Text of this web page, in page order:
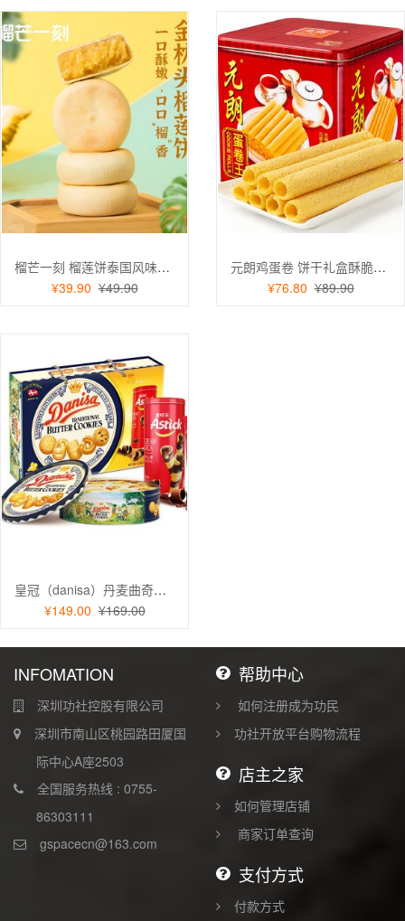
榴芒一刻 榴莲饼泰国风味零食糕点早餐下午茶爆浆果肉榴莲饼200g*2袋
¥39.90 ¥49.90
元朗鸡蛋卷 饼干礼盒酥脆休闲食品点心送礼佳品908g
¥76.80 ¥89.90
皇冠（danisa）丹麦曲奇饼干礼盒908g加送装 送礼团购
¥149.00 ¥169.00
INFOMATION
深圳功社控股有限公司
深圳市南山区桃园路田厦国
际中心A座2503
全国服务热线 : 0755-
86303111
gspacecn@163.com
帮助中心
如何注册成为功民
功社开放平台购物流程
店主之家
如何管理店铺
商家订单查询
支付方式
付款方式